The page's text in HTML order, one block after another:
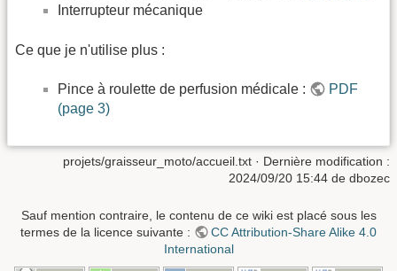
Interrupteur mécanique
Ce que je n'utilise plus :
Pince à roulette de perfusion médicale :
PDF
(page 3)
projets/graisseur_moto/accueil.txt · Dernière modification :
2024/09/20 15:44 de dbozec
Sauf mention contraire, le contenu de ce wiki est placé sous les
termes de la licence suivante :
CC Attribution-Share Alike 4.0
International